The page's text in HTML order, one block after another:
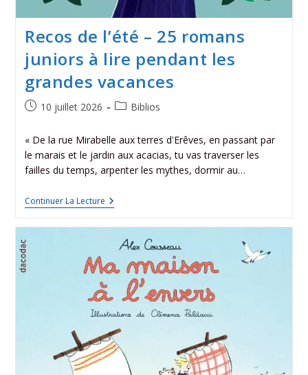
Recos de l’été – 25 romans
juniors à lire pendant les
grandes vacances
10 juillet 2026 Biblios
« De la rue Mirabelle aux terres d'Erêves, en passant par
le marais et le jardin aux acacias, tu vas traverser les
failles du temps, arpenter les mythes, dormir au…
Continuer La Lecture